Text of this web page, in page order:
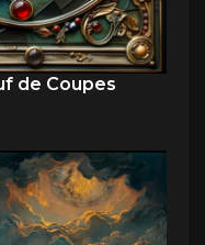
de Coupes